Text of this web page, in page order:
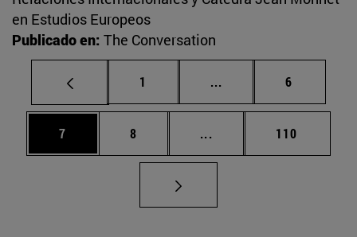
en Estudios Europeos
Publicado en: The Conversation
Página
1 ... Páginas intermedias
Página
6
Página
7 Página
8 ... Páginas intermedias
Página
110